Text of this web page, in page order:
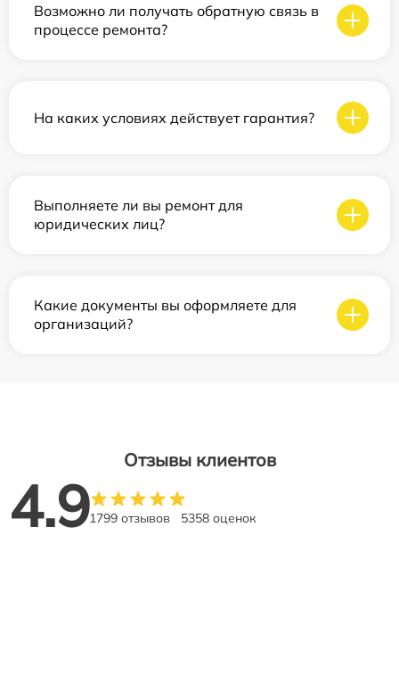
Возможно ли получать обратную связь в
процессе ремонта?
На каких условиях действует гарантия?
Выполняете ли вы ремонт для
юридических лиц?
Какие документы вы оформляете для
организаций?
Отзывы клиентов
4.91799 отзывов 5358 оценок